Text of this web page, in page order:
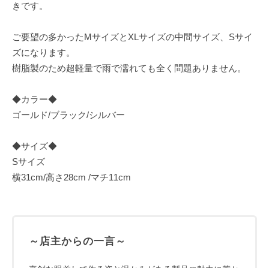
きです。
ご要望の多かったMサイズとXLサイズの中間サイズ、Sサイ
ズになります。
樹脂製のため超軽量で雨で濡れても全く問題ありません。
◆カラー◆
ゴールド/ブラック/シルバー
◆サイズ◆
Sサイズ
横31cm/高さ28cm /マチ11cm
～店主からの一言～